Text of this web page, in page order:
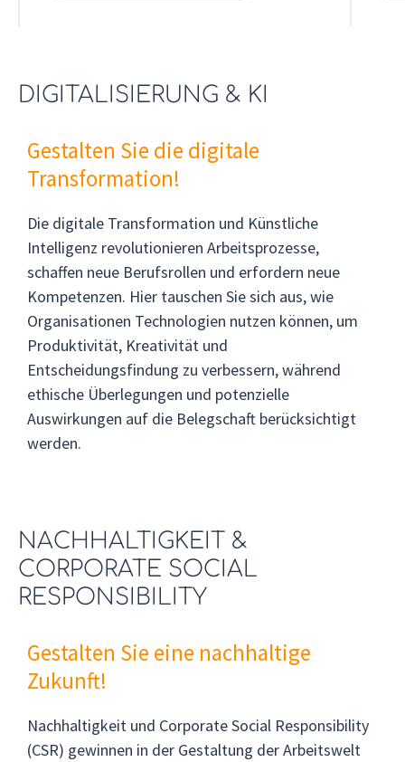
DIGITALISIERUNG & KI
Gestalten Sie die digitale
Transformation!
Die digitale Transformation und Künstliche
Intelligenz revolutionieren Arbeitsprozesse,
schaffen neue Berufsrollen und erfordern neue
Kompetenzen. Hier tauschen Sie sich aus, wie
Organisationen Technologien nutzen können, um
Produktivität, Kreativität und
Entscheidungsfindung zu verbessern, während
ethische Überlegungen und potenzielle
Auswirkungen auf die Belegschaft berücksichtigt
werden.
NACHHALTIGKEIT &
CORPORATE SOCIAL
RESPONSIBILITY
Gestalten Sie eine nachhaltige
Zukunft!
Nachhaltigkeit und Corporate Social Responsibility
(CSR) gewinnen in der Gestaltung der Arbeitswelt